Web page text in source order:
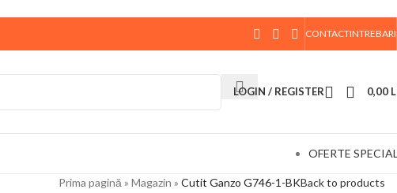
in data de 10 August, la ora 15:00, vor fi expediate. Va
CONTACTINTREBARI
LOGIN / REGISTER 0,00
OFERTE
Prima pagină » Magazin » Cutit Ganzo G746-1-BKBack to products